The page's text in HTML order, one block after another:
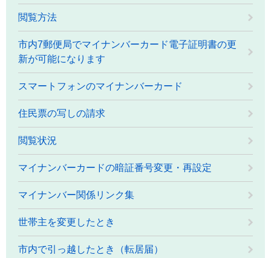
閲覧方法
市内7郵便局でマイナンバーカード電子証明書の更
新が可能になります
スマートフォンのマイナンバーカード
住民票の写しの請求
閲覧状況
マイナンバーカードの暗証番号変更・再設定
マイナンバー関係リンク集
世帯主を変更したとき
市内で引っ越したとき（転居届）